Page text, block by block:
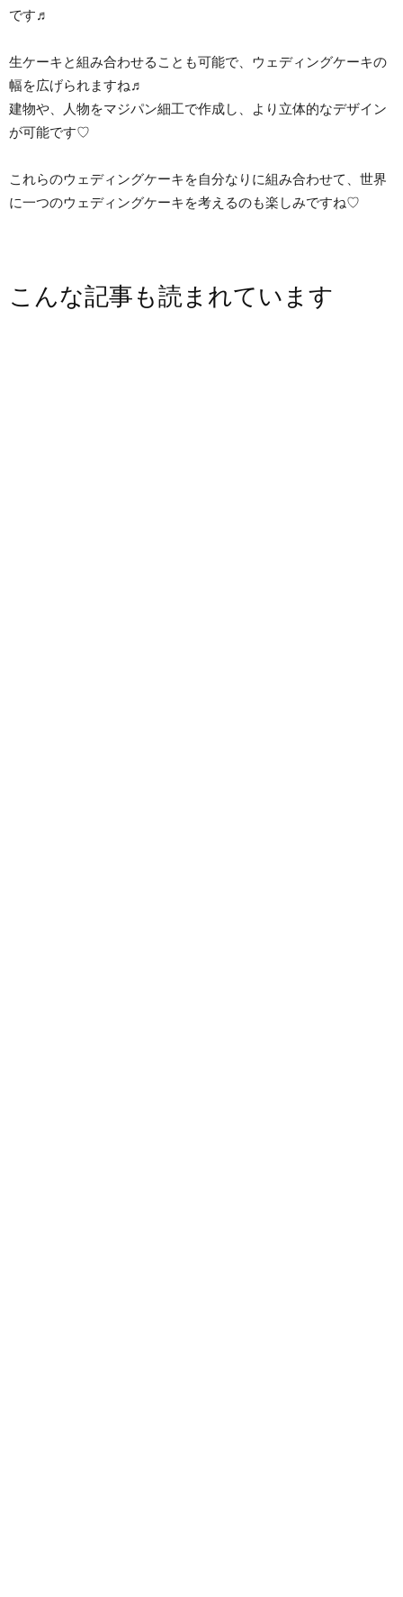
です♬
生ケーキと組み合わせることも可能で、ウェディングケーキの
幅を広げられますね♬
建物や、人物をマジパン細工で作成し、より立体的なデザイン
が可能です♡
これらのウェディングケーキを自分なりに組み合わせて、世界
に一つのウェディングケーキを考えるのも楽しみですね♡
こんな記事も読まれています